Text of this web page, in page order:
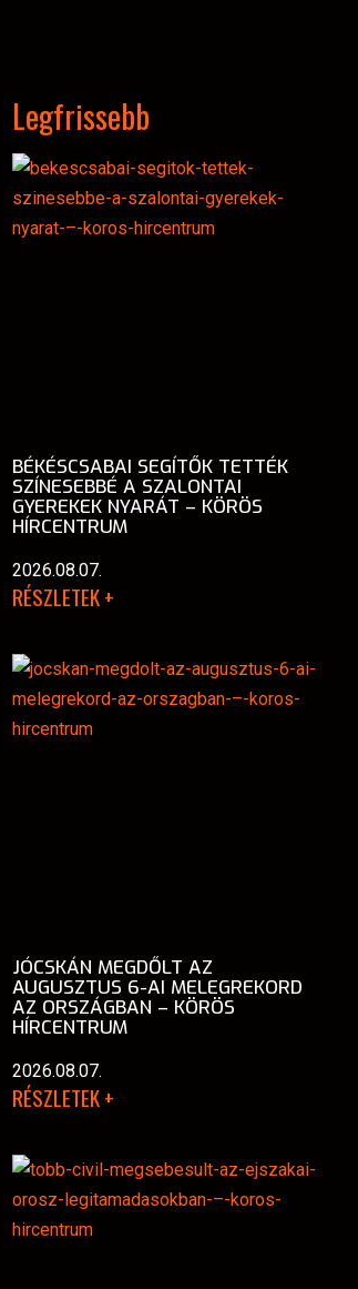
Legfrissebb
BÉKÉSCSABAI SEGÍTŐK TETTÉK
SZÍNESEBBÉ A SZALONTAI
GYEREKEK NYARÁT – KÖRÖS
HÍRCENTRUM
2026.08.07.
RÉSZLETEK +
JÓCSKÁN MEGDŐLT AZ
AUGUSZTUS 6-AI MELEGREKORD
AZ ORSZÁGBAN – KÖRÖS
HÍRCENTRUM
2026.08.07.
RÉSZLETEK +